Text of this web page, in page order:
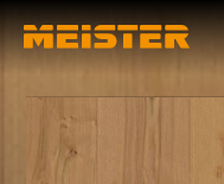
ProductenOver ons